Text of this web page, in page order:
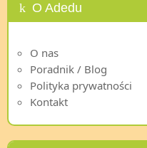
O Adedu
O nas
Poradnik / Blog
Polityka prywatności
Kontakt